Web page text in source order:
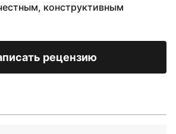
конструктивным
рецензию